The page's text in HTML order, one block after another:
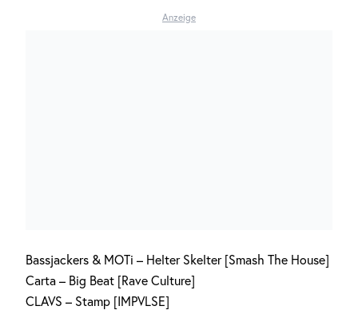
Anzeige
Bassjackers & MOTi – Helter Skelter [Smash The House]
Carta – Big Beat [Rave Culture]
CLAVS – Stamp [IMPVLSE]